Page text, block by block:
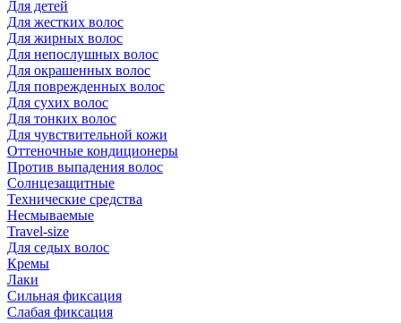
Для детей
Для жестких волос
Для жирных волос
Для непослушных волос
Для окрашенных волос
Для поврежденных волос
Для сухих волос
Для тонких волос
Для чувствительной кожи
Оттеночные кондиционеры
Против выпадения волос
Солнцезащитные
Технические средства
Несмываемые
Travel-size
Для седых волос
Кремы
Лаки
Сильная фиксация
Слабая фиксация